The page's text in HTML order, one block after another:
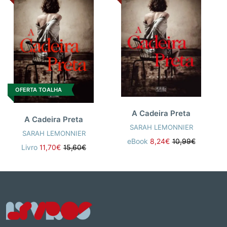
OFERTA TOALHA
A Cadeira Preta
SARAH LEMONNIER
Livro 11,70€ 15,60€
A Cadeira Preta
SARAH LEMONNIER
eBook 8,24€ 10,99€